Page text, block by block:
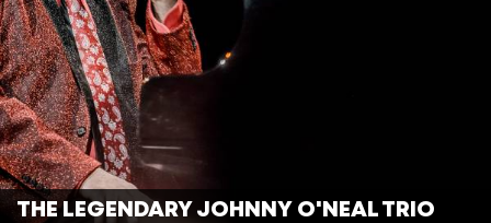
THE LEGENDARY JOHNNY O'NEAL TRIO